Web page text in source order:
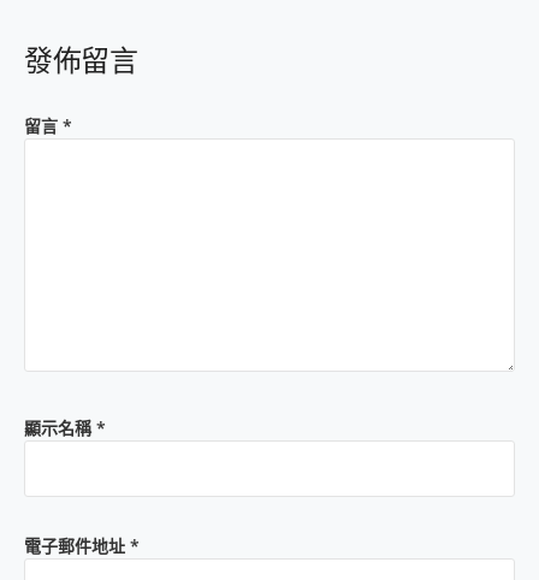
發佈留言
留言 *
顯示名稱*
電子郵件地址 *